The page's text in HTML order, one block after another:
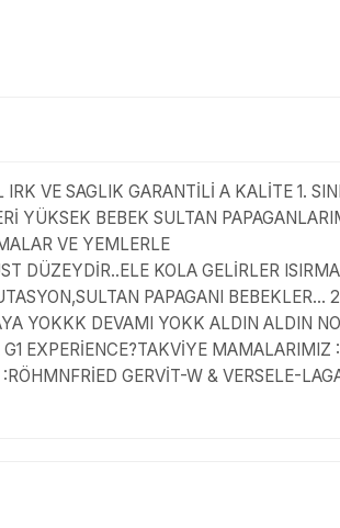
VE SAGLIK GARANTİLİ A KALİTE 1.
YÜKSEK BEBEK SULTAN
VE YEMLERLE
DÜZEYDİR..ELE KOLA GELİRLER
PAPAGANI BEBEKLER...
YOKKK DEVAMI YOKK ALDIN ALDIN
EXPERİENCE?TAKVİYE MAMALARIMIZ :
GERVİT-W & VERSELE-